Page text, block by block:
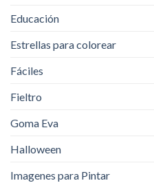
Educación
Estrellas para colorear
Fáciles
Fieltro
Goma Eva
Halloween
Imagenes para Pintar